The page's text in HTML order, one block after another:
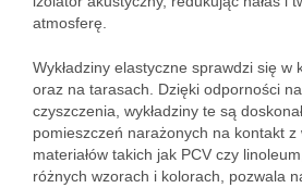
atmosferę.
Wykładziny elastyczne sprawdzi się w
oraz na tarasach. Dzięki odporności
czyszczenia, wykładziny te są
pomieszczeń narażonych na kontakt
materiałów takich jak PCV czy
różnych wzorach i kolorach, pozwala